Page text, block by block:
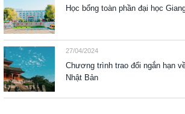
Học bổng toàn phần đại học
27/04/2024
Chương trình trao đổi ngắn hạn
Nhật Bản